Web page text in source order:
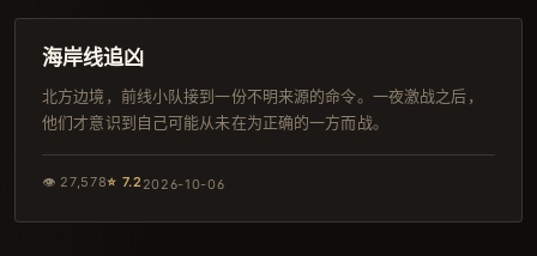
完结
海岸线追凶
北方边境，前线小队接到一份不明来源的命令。一夜激战之后，
他们才意识到自己可能从未在为正确的一方而战。
👁 27,578⭐ 7.22026-10-06